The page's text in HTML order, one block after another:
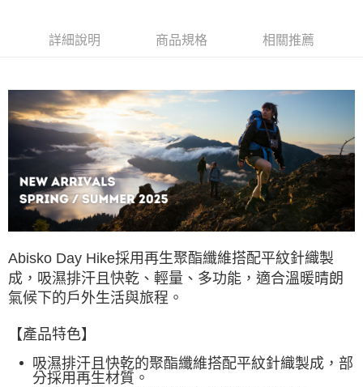
台灣樂天信用卡公司
每筆NT$60，滿NT$490(含以上)免運費
每筆NT$60，滿NT$490(含以上)免運費
7-11取貨付款
每筆NT$60，滿NT$490(含以上)免運費
付款後7-11取貨
每筆NT$60，滿NT$490(含以上)免運費
宅配
每筆NT$80，滿NT$490(含以上)免運費
離島宅配
付款後門市自取
免運費
詳細說明 商品規格 相關推薦
Abisko Day Hike採用再生聚酯纖維搭配平紋針織製
成，吸濕排汗且快乾、 輕量、多功能，適合溫暖晴朗
氣候下的戶外生活與旅程。
【產品特色】
吸濕排汗且快乾的聚酯纖維搭配平紋針織製成，部
分採用再生材質。